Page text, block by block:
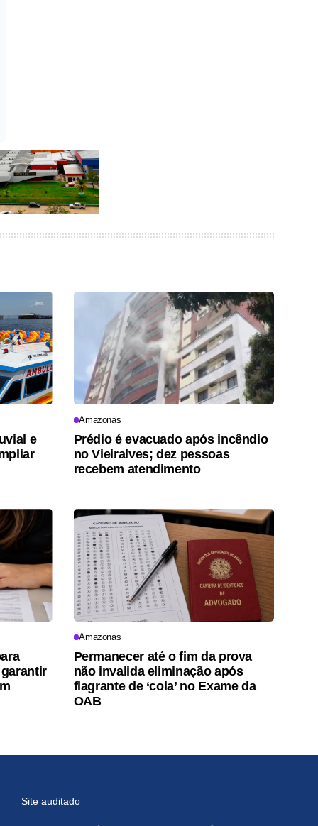
e
Amazonas
Prédio é evacuado após incêndio
no Vieiralves; dez pessoas
recebem atendimento
Amazonas
Permanecer até o fim da prova
não invalida eliminação após
flagrante de ‘cola’ no Exame da
OAB
Site auditado